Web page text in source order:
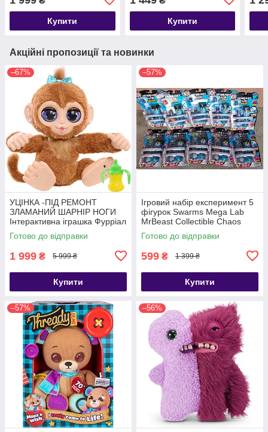
Купити Купити
Акційні пропозиції та новинки
–67%
УЦІНКА -ПІД РЕМОНТ
ЗЛАМАНИЙ ШАРНІР НОГИ
Інтерактивна іграшка Фурріал
Мавпочка furReal Peanut
Playful Monkey
Готово до відправки
1 999 ₴ 5 999 ₴
Купити
–57%
Ігровий набір експеримент 5
фігурок Swarms Mega Lab
MrBeast Collectible Chaos
Chomper
Готово до відправки
599 ₴ 1 399 ₴
Купити
–57% –56%